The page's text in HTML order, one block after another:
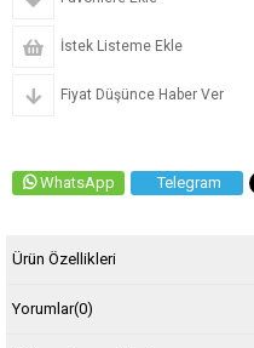
İstek Listeme Ekle
Fiyat Düşünce Haber Ver
WhatsApp Telegram
Ürün Özellikleri
Yorumlar(0)